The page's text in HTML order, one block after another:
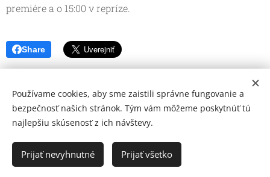
premiére a o 15:00 v repríze.
Share
© 2026 Mediálna a kultúrna spoločnosť Topoľčany, s.r.o.
Ochrana osobných údajov
www.kulturato.sk
Cookies
Používame cookies, aby sme zaistili správne fungovanie a
bezpečnosť našich stránok. Tým vám môžeme poskytnúť tú
najlepšiu skúsenosť z ich návštevy.
Prijať nevyhnutné Prijať všetko